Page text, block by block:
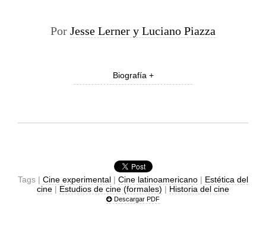
Por Jesse Lerner y Luciano Piazza
Biografía +
Tags | Cine experimental | Cine latinoamericano | Estética del
cine | Estudios de cine (formales) | Historia del cine
Descargar PDF